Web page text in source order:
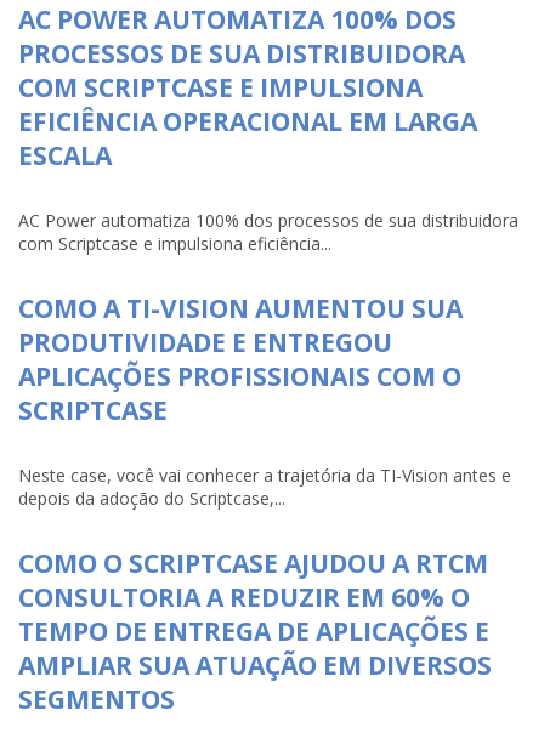
AC POWER AUTOMATIZA 100% DOS
PROCESSOS DE SUA DISTRIBUIDORA
COM SCRIPTCASE E IMPULSIONA
EFICIÊNCIA OPERACIONAL EM LARGA
ESCALA
AC Power automatiza 100% dos processos de sua distribuidora
com Scriptcase e impulsiona eficiência...
COMO A TI-VISION AUMENTOU SUA
PRODUTIVIDADE E ENTREGOU
APLICAÇÕES PROFISSIONAIS COM O
SCRIPTCASE
Neste case, você vai conhecer a trajetória da TI-Vision antes e
depois da adoção do Scriptcase,...
COMO O SCRIPTCASE AJUDOU A RTCM
CONSULTORIA A REDUZIR EM 60% O
TEMPO DE ENTREGA DE APLICAÇÕES E
AMPLIAR SUA ATUAÇÃO EM DIVERSOS
SEGMENTOS